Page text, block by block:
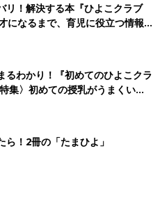
リ！解決する本『ひよこクラブ
なるまで、育児に役立つ情報が
るわかり！『初めてのひよこクラ
集〉初めての授乳がうまくい
クの基本と夏のトラブル 解決テ
ら！2冊の「たまひよ」